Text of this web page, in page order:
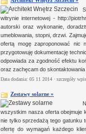
witrynie internetowej - http://
autorski oraz wykonanie,
umeblowania, stopni, drzwi.
ofertą mogę zaproponować nic
przygotowuję dokumentację
odpowiada za zgodność efektu
oraz zachęcam do
Data dodania: 05 11 2014 · szczegóły
Zestawy solarne »
wszystkim nasza oferta obejmuje
nie tylko sprzedażą tego gatunku
ofertę do wymagań każdego